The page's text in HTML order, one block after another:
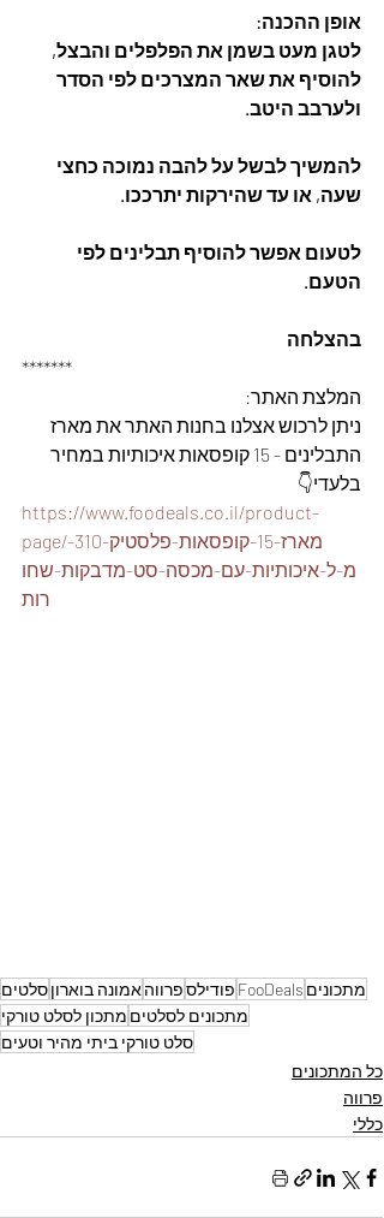
אופן ההכנה:
לטגן מעט בשמן את הפלפלים והבצל,
להוסיף את שאר המצרכים לפי הסדר
ולערבב היטב.
להמשיך לבשל על להבה נמוכה כחצי
שעה, או עד שהירקות יתרככו.
לטעום אפשר להוסיף תבלינים לפי
הטעם.
בהצלחה
*******
המלצת האתר:
ניתן לרכוש אצלנו בחנות האתר את מארז
התבלינים - 15 קופסאות איכותיות במחיר
בלעדי👇
https://www.foodeals.co.il/product-
page/מארז-15-קופסאות-פלסטיק-310-
מ-ל-איכותיות-עם-מכסה-סט-מדבקות-שחו
רות
מתכונים FooDeals פודילספרווהאמונה בוארוןסלטים
מתכונים לסלטים מתכון לסלט טורקי
סלט טורקי ביתי מהיר וטעים
כל המתכונים
פרווה
כללי